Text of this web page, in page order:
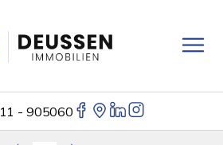
- 905060